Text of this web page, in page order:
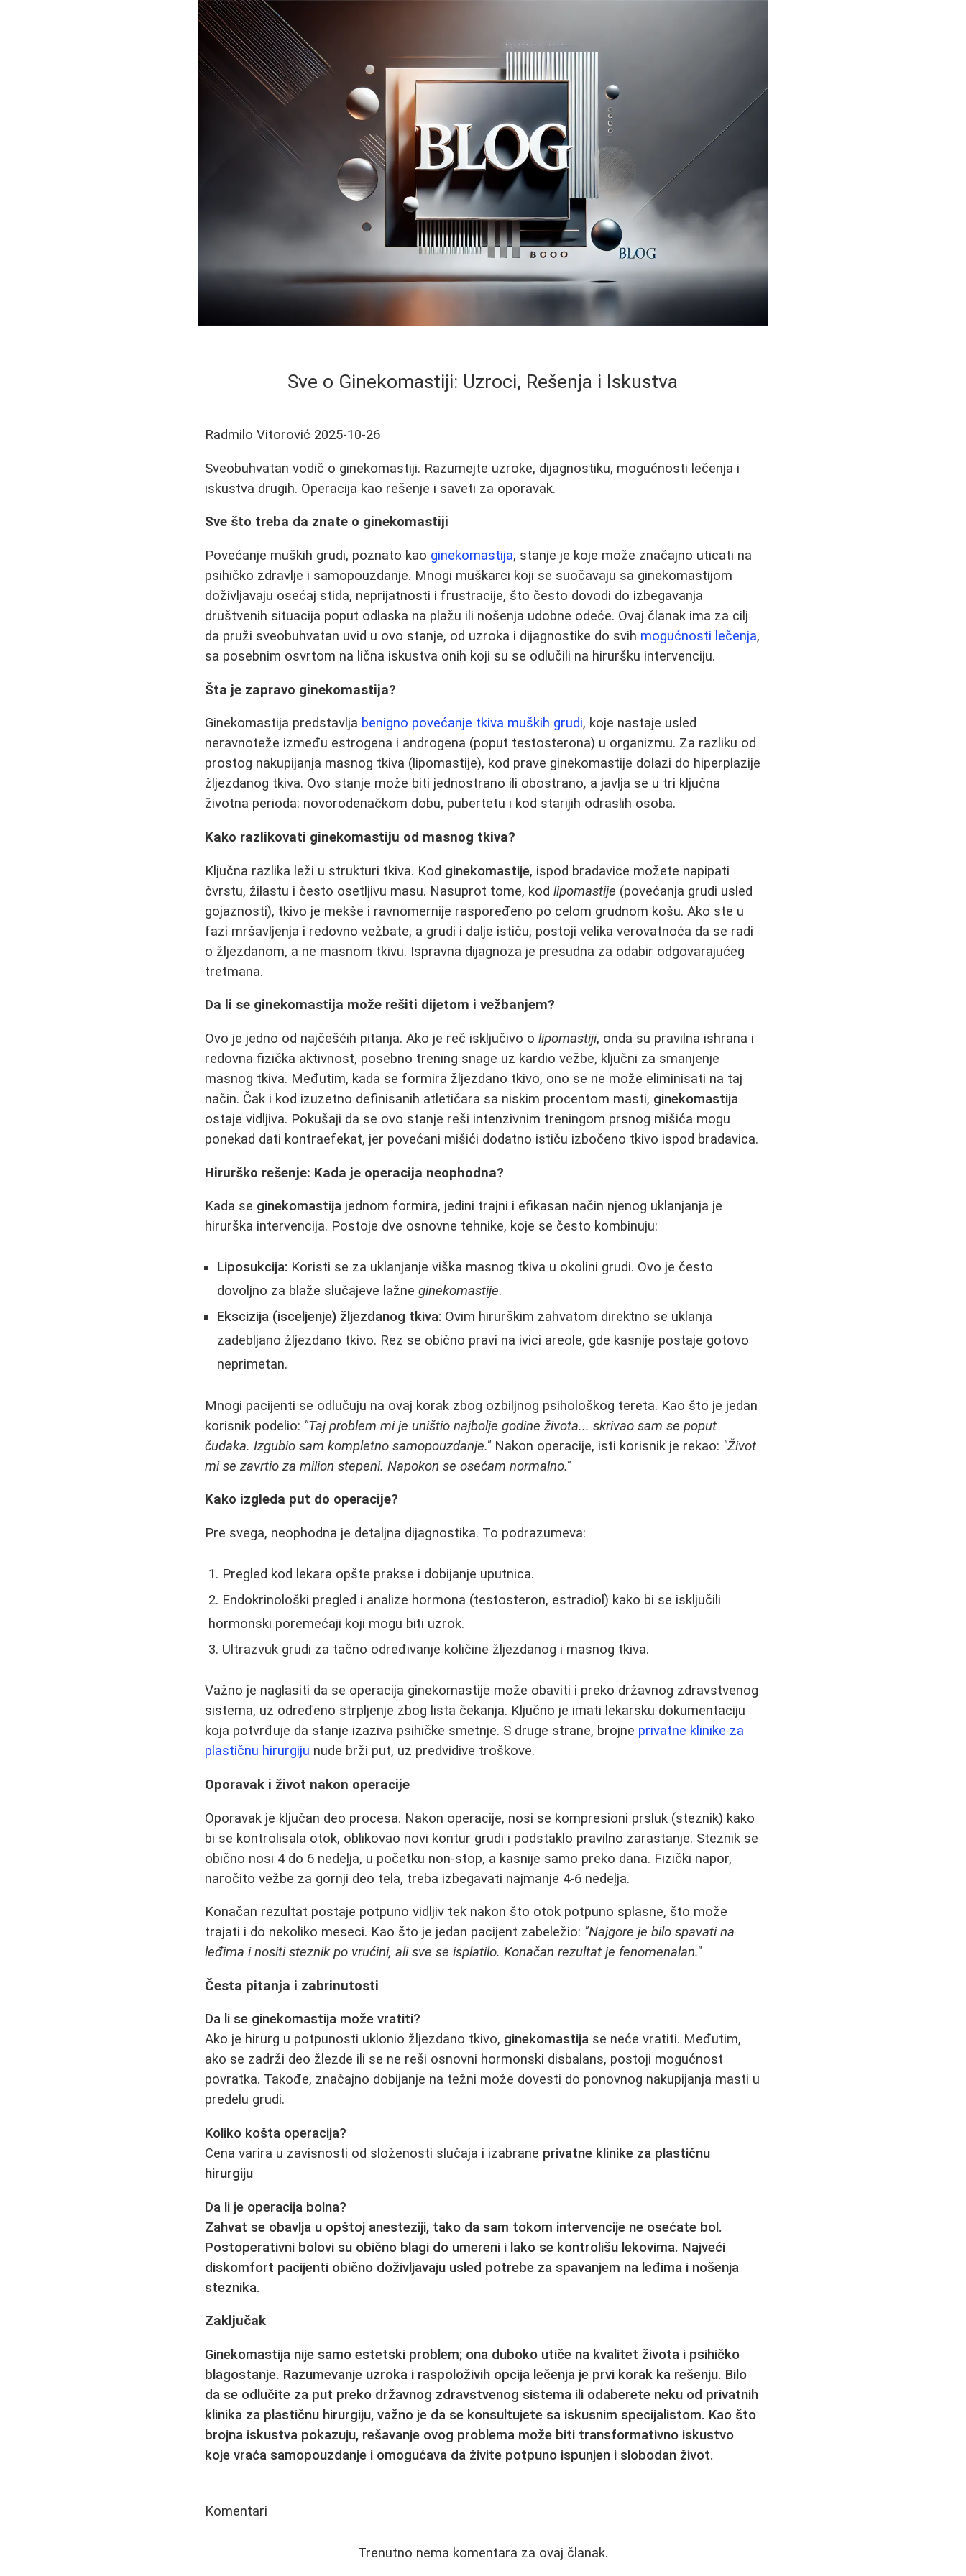
Sve o Ginekomastiji: Uzroci, Rešenja i Iskustva
Radmilo Vitorović 2025-10-26
Sveobuhvatan vodič o ginekomastiji. Razumejte uzroke, dijagnostiku, mogućnosti lečenja i
iskustva drugih. Operacija kao rešenje i saveti za oporavak.
Sve što treba da znate o ginekomastiji
Povećanje muških grudi, poznato kao ginekomastija, stanje je koje može značajno uticati na
psihičko zdravlje i samopouzdanje. Mnogi muškarci koji se suočavaju sa ginekomastijom
doživljavaju osećaj stida, neprijatnosti i frustracije, što često dovodi do izbegavanja
društvenih situacija poput odlaska na plažu ili nošenja udobne odeće. Ovaj članak ima za cilj
da pruži sveobuhvatan uvid u ovo stanje, od uzroka i dijagnostike do svih mogućnosti lečenja,
sa posebnim osvrtom na lična iskustva onih koji su se odlučili na hiruršku intervenciju.
Šta je zapravo ginekomastija?
Ginekomastija predstavlja benigno povećanje tkiva muških grudi, koje nastaje usled
neravnoteže između estrogena i androgena (poput testosterona) u organizmu. Za razliku od
prostog nakupijanja masnog tkiva (lipomastije), kod prave ginekomastije dolazi do hiperplazije
žljezdanog tkiva. Ovo stanje može biti jednostrano ili obostrano, a javlja se u tri ključna
životna perioda: novorodenačkom dobu, pubertetu i kod starijih odraslih osoba.
Kako razlikovati ginekomastiju od masnog tkiva?
Ključna razlika leži u strukturi tkiva. Kod ginekomastije, ispod bradavice možete napipati
čvrstu, žilastu i često osetljivu masu. Nasuprot tome, kodlipomastije (povećanja grudi usled
gojaznosti), tkivo je mekše i ravnomernije raspoređeno po celom grudnom košu. Ako ste u
fazi mršavljenja i redovno vežbate, a grudi i dalje ističu, postoji velika verovatnoća da se radi
o žljezdanom, a ne masnom tkivu. Ispravna dijagnoza je presudna za odabir odgovarajućeg
tretmana.
Da li se ginekomastija može rešiti dijetom i vežbanjem?
Ovo je jedno od najčešćih pitanja. Ako je reč isključivo olipomastiji, onda su pravilna ishrana i
redovna fizička aktivnost, posebno trening snage uz kardio vežbe, ključni za smanjenje
masnog tkiva. Međutim, kada se formira žljezdano tkivo, ono se ne može eliminisati na taj
način. Čak i kod izuzetno definisanih atletičara sa niskim procentom masti, ginekomastija
ostaje vidljiva. Pokušaji da se ovo stanje reši intenzivnim treningom prsnog mišića mogu
ponekad dati kontraefekat, jer povećani mišići dodatno ističu izbočeno tkivo ispod bradavica.
Hirurško rešenje: Kada je operacija neophodna?
Kada se ginekomastija jednom formira, jedini trajni i efikasan način njenog uklanjanja je
hirurška intervencija. Postoje dve osnovne tehnike, koje se često kombinuju:
Liposukcija: Koristi se za uklanjanje viška masnog tkiva u okolini grudi. Ovo je često
dovoljno za blaže slučajeve lažneginekomastije.
Ekscizija (isceljenje) žljezdanog tkiva: Ovim hirurškim zahvatom direktno se uklanja
zadebljano žljezdano tkivo. Rez se obično pravi na ivici areole, gde kasnije postaje gotovo
neprimetan.
Mnogi pacijenti se odlučuju na ovaj korak zbog ozbiljnog psihološkog tereta. Kao što je jedan
korisnik podelio: "Taj problem mi je uništio najbolje godine života... skrivao sam se poput
čudaka. Izgubio sam kompletno samopouzdanje." Nakon operacije, isti korisnik je rekao: "Život
mi se zavrtio za milion stepeni. Napokon se osećam normalno."
Kako izgleda put do operacije?
Pre svega, neophodna je detaljna dijagnostika. To podrazumeva:
Pregled kod lekara opšte prakse i dobijanje uputnica.
Endokrinološki pregled i analize hormona (testosteron, estradiol) kako bi se isključili
hormonski poremećaji koji mogu biti uzrok.
Ultrazvuk grudi za tačno određivanje količine žljezdanog i masnog tkiva.
Važno je naglasiti da se operacija ginekomastije može obaviti i preko državnog zdravstvenog
sistema, uz određeno strpljenje zbog lista čekanja. Ključno je imati lekarsku dokumentaciju
koja potvrđuje da stanje izaziva psihičke smetnje. S druge strane, brojne privatne klinike za
plastičnu hirurgiju nude brži put, uz predvidive troškove.
Oporavak i život nakon operacije
Oporavak je ključan deo procesa. Nakon operacije, nosi se kompresioni prsluk (steznik) kako
bi se kontrolisala otok, oblikovao novi kontur grudi i podstaklo pravilno zarastanje. Steznik se
obično nosi 4 do 6 nedeļja, u početku non-stop, a kasnije samo preko dana. Fizički napor,
naročito vežbe za gornji deo tela, treba izbegavati najmanje 4-6 nedeļja.
Konačan rezultat postaje potpuno vidljiv tek nakon što otok potpuno splasne, što može
trajati i do nekoliko meseci. Kao što je jedan pacijent zabeležio: "Najgore je bilo spavati na
leđima i nositi steznik po vrućini, ali sve se isplatilo. Konačan rezultat je fenomenalan."
Česta pitanja i zabrinutosti
Da li se ginekomastija može vratiti?
Ako je hirurg u potpunosti uklonio žljezdano tkivo, ginekomastija se neće vratiti. Međutim,
ako se zadrži deo žlezde ili se ne reši osnovni hormonski disbalans, postoji mogućnost
povratka. Takođe, značajno dobijanje na težni može dovesti do ponovnog nakupijanja masti u
predelu grudi.
Koliko košta operacija?
Cena varira u zavisnosti od složenosti slučaja i izabrane privatne klinike za plastičnu
hirurgiju
Da li je operacija bolna?
Zahvat se obavlja u opštoj anesteziji, tako da sam tokom intervencije ne osećate bol.
Postoperativni bolovi su obično blagi do umereni i lako se kontrolišu lekovima. Najveći
diskomfort pacijenti obično doživljavaju usled potrebe za spavanjem na leđima i nošenja
steznika.
Zaključak
Ginekomastija nije samo estetski problem; ona duboko utiče na kvalitet života i psihičko
blagostanje. Razumevanje uzroka i raspoloživih opcija lečenja je prvi korak ka rešenju. Bilo
da se odlučite za put preko državnog zdravstvenog sistema ili odaberete neku od privatnih
klinika za plastičnu hirurgiju, važno je da se konsultujete sa iskusnim specijalistom. Kao što
brojna iskustva pokazuju, rešavanje ovog problema može biti transformativno iskustvo
koje vraća samopouzdanje i omogućava da živite potpuno ispunjen i slobodan život.
Komentari
Trenutno nema komentara za ovaj članak.